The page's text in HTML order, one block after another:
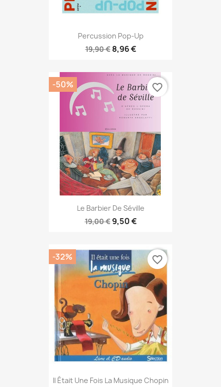
Percussion Pop-Up
19,90 € 8,96 €
Le Barbier De Séville
19,00 € 9,50 €
-50% favorite_border
Il Était Une Fois La Musique Chopin
-32% favorite_border